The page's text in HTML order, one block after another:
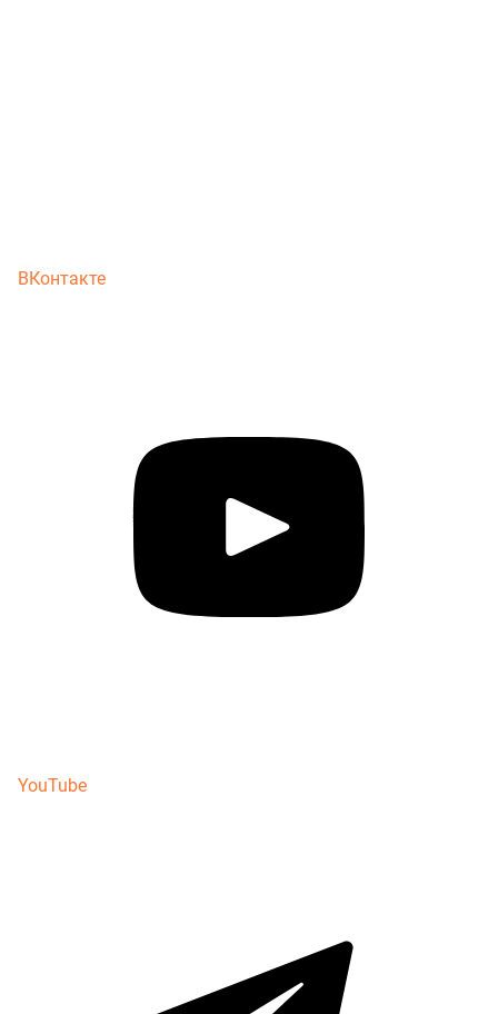
ВКонтакте
YouTube